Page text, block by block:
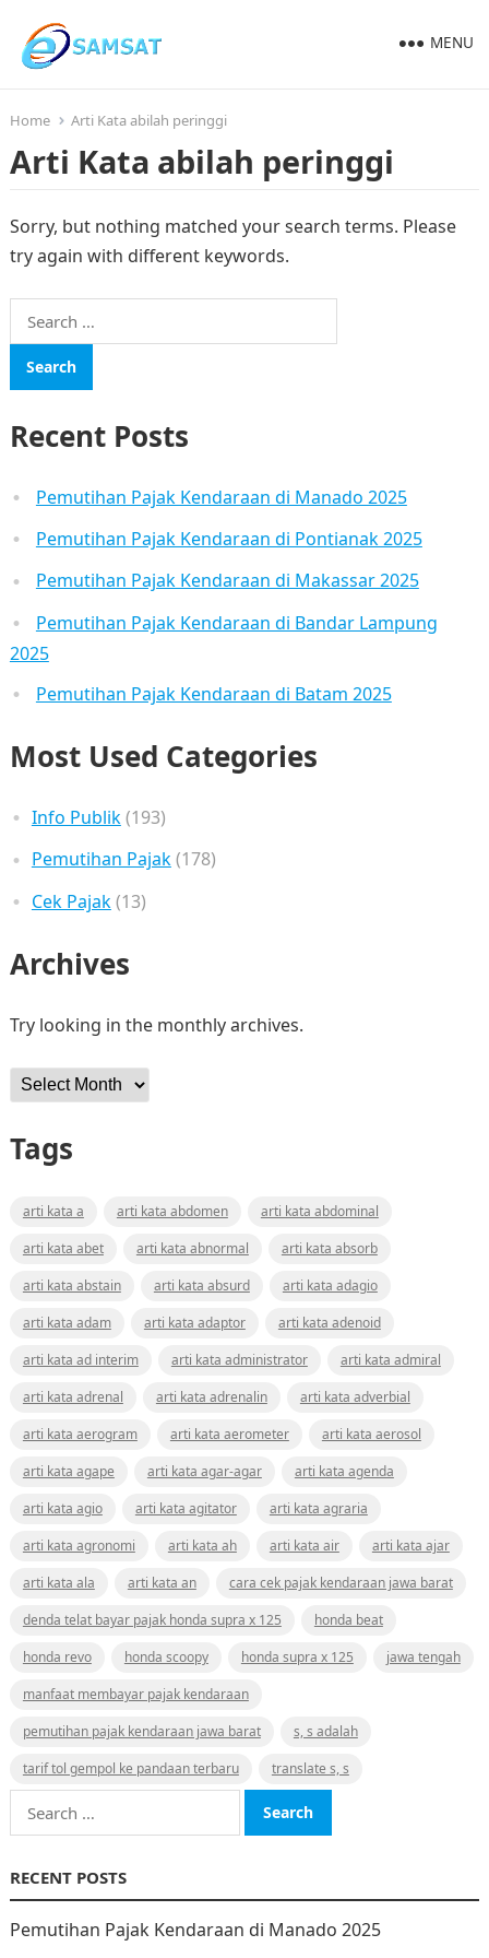
MENU
Home Arti Kata abilah peringgi
Arti Kata abilah peringgi
Sorry, but nothing matched your search terms. Please
try again with different keywords.
Search
for:
Recent Posts
Pemutihan Pajak Kendaraan di Manado 2025
Pemutihan Pajak Kendaraan di Pontianak 2025
Pemutihan Pajak Kendaraan di Makassar 2025
Pemutihan Pajak Kendaraan di Bandar Lampung
2025
Pemutihan Pajak Kendaraan di Batam 2025
Most Used Categories
Info Publik(193)
Pemutihan Pajak(178)
Cek Pajak(13)
Archives
Try looking in the monthly archives.
Archives
Tags
arti kata a arti kata abdomen
arti kata abdominal
arti kata abet
arti kata abnormal
arti kata absorb
arti kata abstain
arti kata absurd
arti kata adagio
arti kata adam
arti kata adaptor
arti kata adenoid
arti kata ad interim
arti kata administrator
arti kata admiral
arti kata adrenal
arti kata adrenalin
arti kata adverbial
arti kata aerogram
arti kata aerometer
arti kata aerosol
arti kata agape
arti kata agar-agar
arti kata agenda
arti kata agio
arti kata agitator
arti kata agraria
arti kata agronomi
arti kata ah arti kata air
arti kata ajar
arti kata ala
arti kata an
cara cek pajak kendaraan jawa barat
denda telat bayar pajak honda supra x 125
honda beat
honda revo
honda scoopy honda supra x 125
jawa tengah
manfaat membayar pajak kendaraan
pemutihan pajak kendaraan jawa barat
s, s adalah
tarif tol gempol ke pandaan terbaru
translate s, s
Search
for:
RECENT POSTS
Pemutihan Pajak Kendaraan di Manado 2025